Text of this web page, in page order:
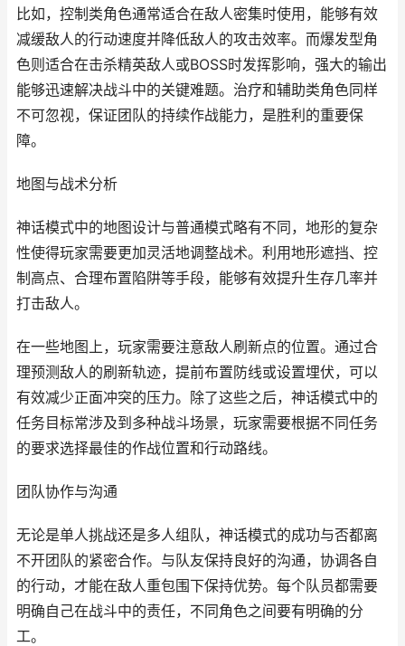
比如，控制类角色通常适合在敌人密集时使用，能够有效
减缓敌人的行动速度并降低敌人的攻击效率。而爆发型角
色则适合在击杀精英敌人或BOSS时发挥影响，强大的输出
能够迅速解决战斗中的关键难题。治疗和辅助类角色同样
不可忽视，保证团队的持续作战能力，是胜利的重要保
障。
地图与战术分析
神话模式中的地图设计与普通模式略有不同，地形的复杂
性使得玩家需要更加灵活地调整战术。利用地形遮挡、控
制高点、合理布置陷阱等手段，能够有效提升生存几率并
打击敌人。
在一些地图上，玩家需要注意敌人刷新点的位置。通过合
理预测敌人的刷新轨迹，提前布置防线或设置埋伏，可以
有效减少正面冲突的压力。除了这些之后，神话模式中的
任务目标常涉及到多种战斗场景，玩家需要根据不同任务
的要求选择最佳的作战位置和行动路线。
团队协作与沟通
无论是单人挑战还是多人组队，神话模式的成功与否都离
不开团队的紧密合作。与队友保持良好的沟通，协调各自
的行动，才能在敌人重包围下保持优势。每个队员都需要
明确自己在战斗中的责任，不同角色之间要有明确的分
工。